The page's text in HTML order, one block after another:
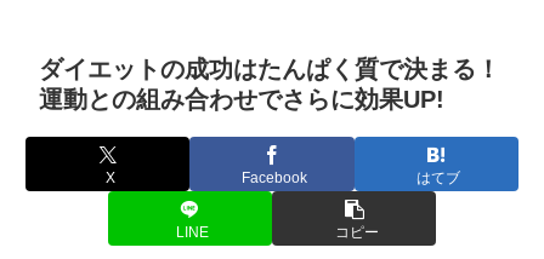
ダイエットの成功はたんぱく質で決まる！
運動との組み合わせでさらに効果UP!
X Facebook はてブ
LINE コピー